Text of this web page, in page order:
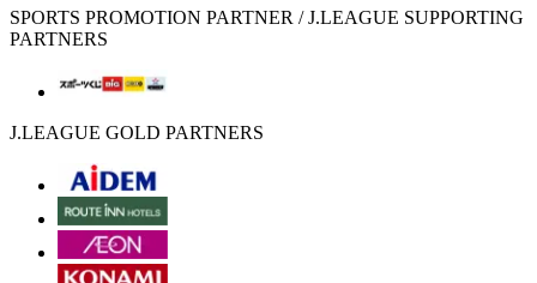
SPORTS PROMOTION PARTNER / J.LEAGUE SUPPORTING
PARTNERS
J.LEAGUE GOLD PARTNERS